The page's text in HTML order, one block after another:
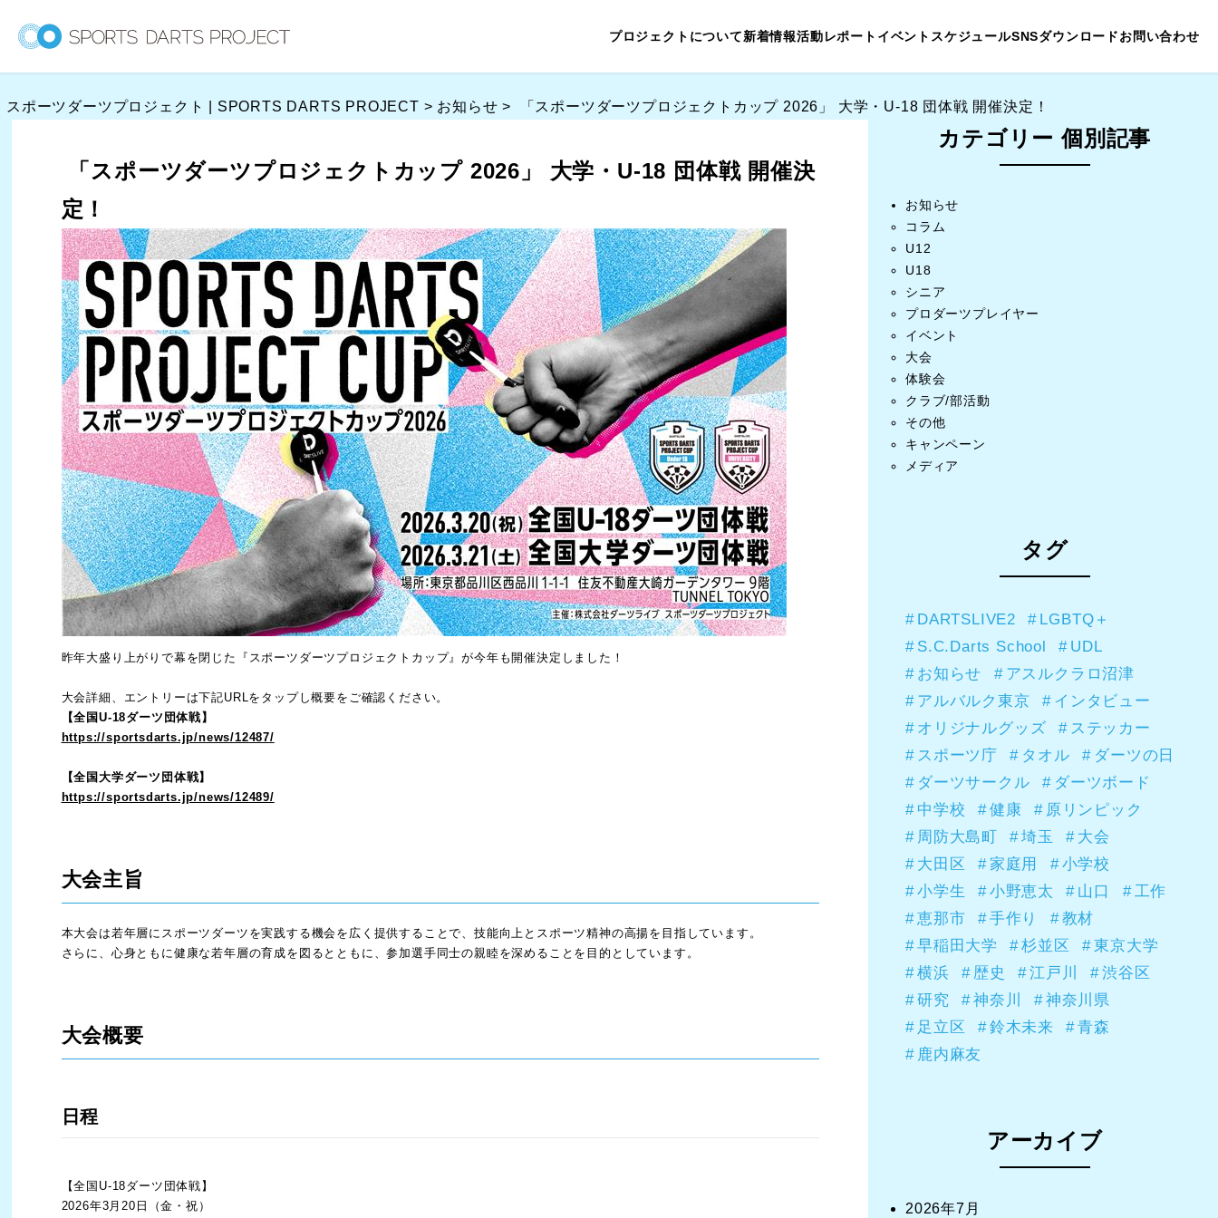
キ
プロジェクトについて新着情報活動レポート イベントスケジュールSNSダウンロードお問い合わせ
スポーツダーツプロジェクト | SPORTS DARTS PROJECT > お知らせ > 「スポーツダーツプロジェクトカップ 2026」 大学・U-18 団体戦 開催決定！
「スポーツダーツプロジェクトカップ 2026」 大学・U-18 団体戦 開催決
定！
昨年大盛り上がりで幕を閉じた『スポーツダーツプロジェクトカップ』が今年も開催決定しました！
大会詳細、エントリーは下記URLをタップし概要をご確認ください。
【全国U-18ダーツ団体戦】
https://sportsdarts.jp/news/12487/
【全国大学ダーツ団体戦】
https://sportsdarts.jp/news/12489/
大会主旨
本大会は若年層にスポーツダーツを実践する機会を広く提供することで、技能向上とスポーツ精神の高揚を目指しています。
さらに、心身ともに健康な若年層の育成を図るとともに、参加選手同士の親睦を深めることを目的としています。
大会概要
日程
【全国U-18ダーツ団体戦】
2026年3月20日（金・祝）
カテゴリー 個別記事
お知らせ
コラム
U12
U18
シニア
プロダーツプレイヤー
イベント
大会
体験会
クラブ/部活動
その他
キャンペーン
メディア
タグ
DARTSLIVE2
LGBTQ＋
S.C.Darts School
UDL
お知らせ
アスルクラロ沼津
アルバルク東京
インタビュー
オリジナルグッズ
ステッカー
スポーツ庁
タオル
ダーツの日
ダーツサークル
ダーツボード
中学校
健康
原リンピック
周防大島町
埼玉
大会
大田区
家庭用
小学校
小学生
小野恵太 山口
工作
恵那市
手作り
教材
早稲田大学
杉並区
東京大学
横浜
歴史 江戸川
渋谷区
研究
神奈川
神奈川県
足立区
鈴木未来
青森
鹿内麻友
アーカイブ
2026年7月